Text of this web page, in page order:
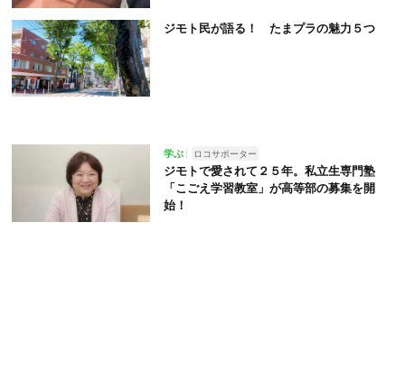
ジモト民が語る！ たまプラの魅力５つ
学ぶ ロコサポーター
ジモトで愛されて２５年。私立生専門塾
「こごえ学習教室」が高等部の募集を開
始！